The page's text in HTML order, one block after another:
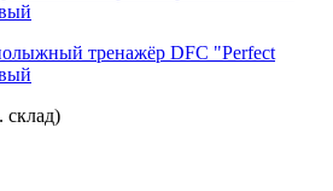
тренажёр DFC "Perfect